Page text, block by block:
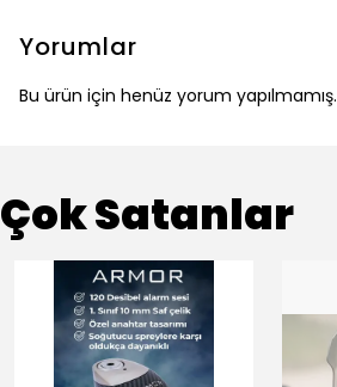
Yorumlar
Bu ürün için henüz yorum yapılmamış.
Çok Satanlar